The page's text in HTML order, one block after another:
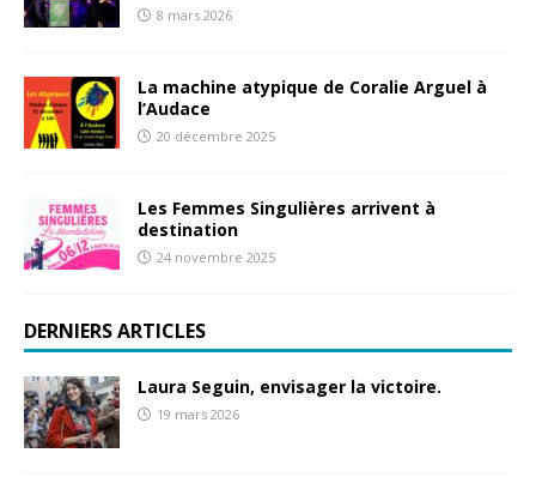
8 mars 2026
La machine atypique de Coralie Arguel à
l’Audace
20 décembre 2025
Les Femmes Singulières arrivent à
destination
24 novembre 2025
DERNIERS ARTICLES
Laura Seguin, envisager la victoire.
19 mars 2026